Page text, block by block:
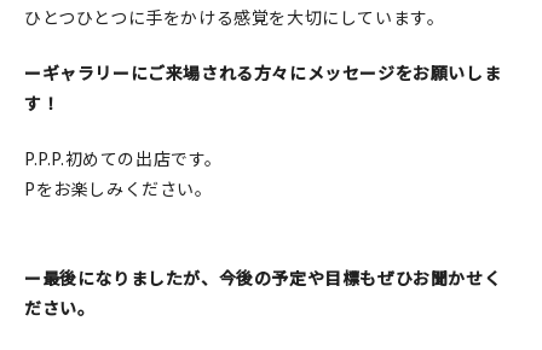
ギャラリー
おしらせ
カートを見る
お買い物ガイド
ひとつひとつに手をかける感覚を大切にしています。
ーギャラリーにご来場される方々にメッセージをお願いしま
す！
P.P.P.初めての出店です。
Pをお楽しみください。
ー最後になりましたが、今後の予定や目標もぜひお聞かせく
ださい。